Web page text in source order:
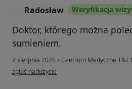
Radosław Weryfikacja
Doktor, którego można
sumieniem.
7 sierpnia 2026 • Centrum Medyczne T&T
w opinii użytkownika Radosław
zgłoś nadużycie